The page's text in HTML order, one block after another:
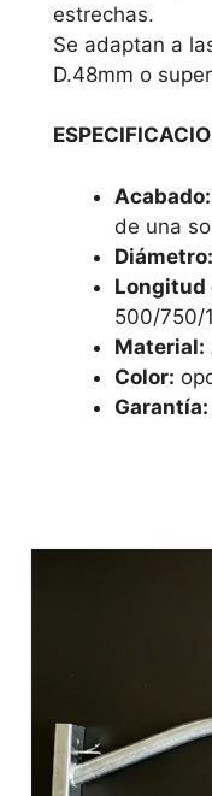
estrechas.
Se adaptan a
D.48mm o
Acabado:
de una
Diámetro:
Longitud
500/750/
Material:
Color:
Garantía: